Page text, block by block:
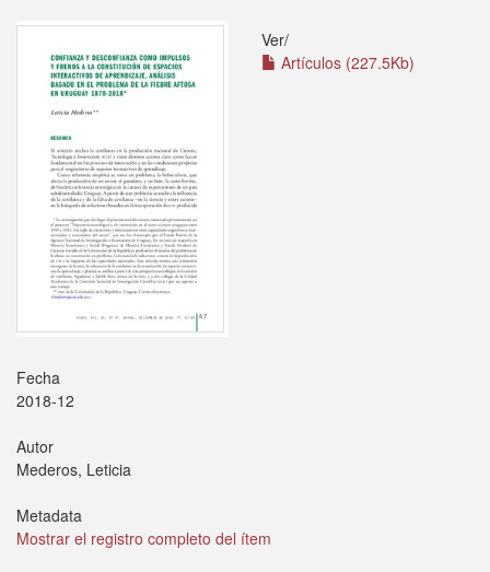
Ver/
Artículos (227.5Kb)
Fecha
2018-12
Autor
Mederos, Leticia
Metadata
Mostrar el registro completo del ítem